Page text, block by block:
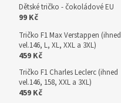
Dětské tričko - čokoládové EU
99 Kč
Tričko F1 Max Verstappen (ihned
vel.146, L, XL, XXL a 3XL)
459 Kč
Tričko F1 Charles Leclerc (ihned
vel.146, 158, XXL a 3XL)
459 Kč